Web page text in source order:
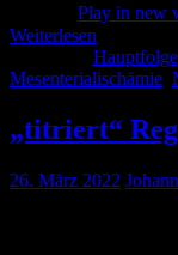
Play in new
Weiterlesen
Hauptfolge
Mesenterialischämie
„titriert“
26. März 2022